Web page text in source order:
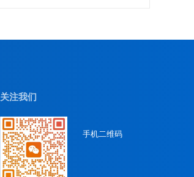
关注我们
手机二维码